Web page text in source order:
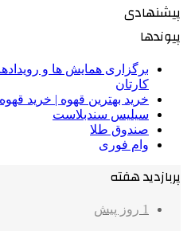
پیشنهادی
پیوندها
برگزاری همایش ها و
کارتان
خرید بهترین قهوه | خرید
سیلیس سندبلاست
صندوق طلا
وام فوری
پربازدید هفته
1 روز پیش